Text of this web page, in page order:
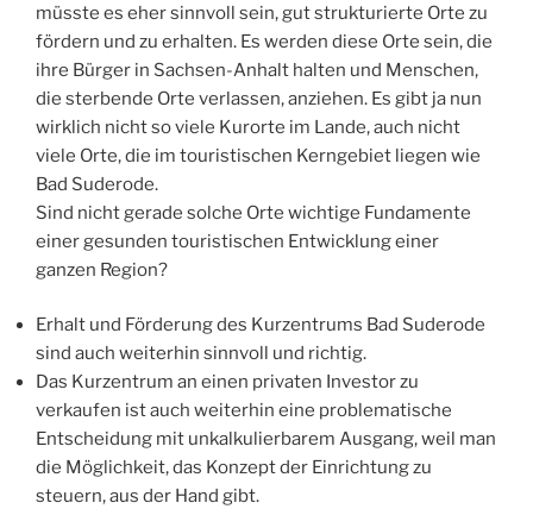
müsste es eher sinnvoll sein, gut strukturierte Orte zu
fördern und zu erhalten. Es werden diese Orte sein, die
ihre Bürger in Sachsen-Anhalt halten und Menschen,
die sterbende Orte verlassen, anziehen. Es gibt ja nun
wirklich nicht so viele Kurorte im Lande, auch nicht
viele Orte, die im touristischen Kerngebiet liegen wie
Bad Suderode.
Sind nicht gerade solche Orte wichtige Fundamente
einer gesunden touristischen Entwicklung einer
ganzen Region?
Erhalt und Förderung des Kurzentrums Bad Suderode
sind auch weiterhin sinnvoll und richtig.
Das Kurzentrum an einen privaten Investor zu
verkaufen ist auch weiterhin eine problematische
Entscheidung mit unkalkulierbarem Ausgang, weil man
die Möglichkeit, das Konzept der Einrichtung zu
steuern, aus der Hand gibt.